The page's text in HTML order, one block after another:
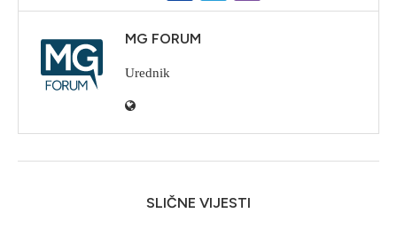
MG FORUM
Urednik
SLIČNE VIJESTI